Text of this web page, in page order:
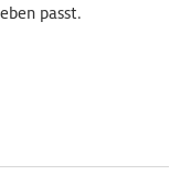
passt.